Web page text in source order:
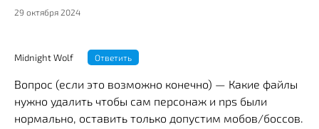
29 октября 2024
Midnight Wolf Ответить
Вопрос (если это возможно конечно) — Какие файлы
нужно удалить чтобы сам персонаж и nps были
нормально, оставить только допустим мобов/боссов.